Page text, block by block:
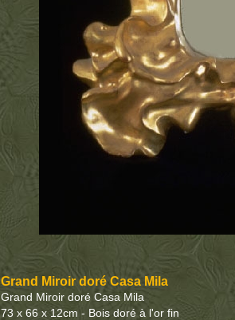
Grand Miroir doré Casa Mila
Grand Miroir doré Casa Mila
73 x 66 x 12cm - Bois doré à l'or fin